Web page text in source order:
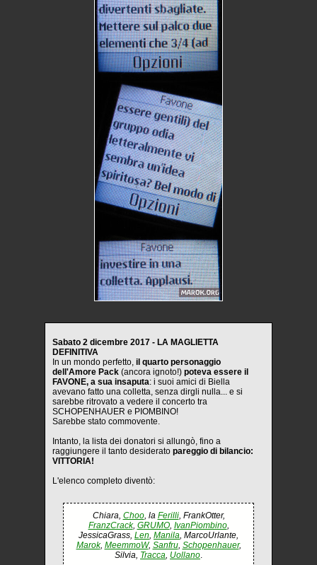
Sabato 2 dicembre 2017 - LA MAGLIETTA
DEFINITIVA
In un mondo perfetto, il quarto personaggio
dell'Amore Pack (ancora ignoto!) poteva essere il
FAVONE, a sua insaputa: i suoi amici di Biella
avevano fatto una colletta, senza dirgli nulla... e si
sarebbe ritrovato a vedere il concerto tra
SCHOPENHAUER e PIOMBINO!
Sarebbe stato commovente.
Intanto, la lista dei donatori si allungò, fino a
raggiungere il tanto desiderato pareggio di bilancio:
VITTORIA!
L'elenco completo diventò:
Chiara, Choo, la Ferilli, FrankOtter,
FranzCrack, GRUMO, IvanPiombino,
JessicaGrass, Len Manila , MarcoUrlante,
Marok, MeemmoW, Sanfru, Schopenhauer,
Silvia, Tracca Uollano